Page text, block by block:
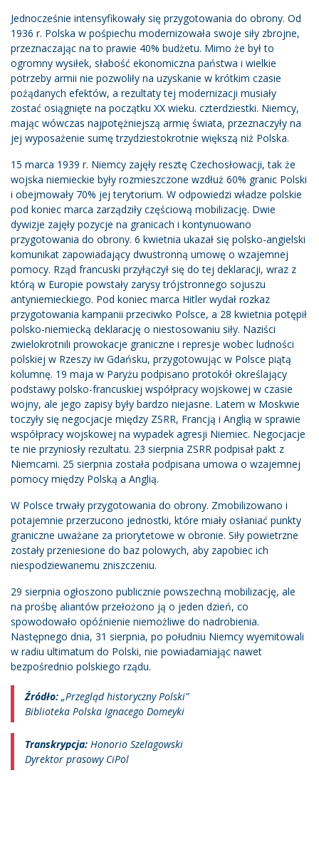
Jednocześnie intensyfikowały się przygotowania do obrony. Od
1936 r. Polska w pośpiechu modernizowała swoje siły zbrojne,
przeznaczając na to prawie 40% budżetu. Mimo że był to
ogromny wysiłek, słabość ekonomiczna państwa i wielkie
potrzeby armii nie pozwoliły na uzyskanie w krótkim czasie
pożądanych efektów, a rezultaty tej modernizacji musiały
zostać osiągnięte na początku XX wieku. czterdziestki. Niemcy,
mając wówczas najpotężniejszą armię świata, przeznaczyły na
jej wyposażenie sumę trzydziestokrotnie większą niż Polska.
15 marca 1939 r. Niemcy zajęły resztę Czechosłowacji, tak że
wojska niemieckie były rozmieszczone wzdłuż 60% granic Polski
i obejmowały 70% jej terytorium. W odpowiedzi władze polskie
pod koniec marca zarządziły częściową mobilizację. Dwie
dywizje zajęły pozycje na granicach i kontynuowano
przygotowania do obrony. 6 kwietnia ukazał się polsko-angielski
komunikat zapowiadający dwustronną umowę o wzajemnej
pomocy. Rząd francuski przyłączył się do tej deklaracji, wraz z
którą w Europie powstały zarysy trójstronnego sojuszu
antyniemieckiego. Pod koniec marca Hitler wydał rozkaz
przygotowania kampanii przeciwko Polsce, a 28 kwietnia potępił
polsko-niemiecką deklarację o niestosowaniu siły. Naziści
zwielokrotnili prowokacje graniczne i represje wobec ludności
polskiej w Rzeszy iw Gdańsku, przygotowując w Polsce piątą
kolumnę. 19 maja w Paryżu podpisano protokół określający
podstawy polsko-francuskiej współpracy wojskowej w czasie
wojny, ale jego zapisy były bardzo niejasne. Latem w Moskwie
toczyły się negocjacje między ZSRR, Francją i Anglią w sprawie
współpracy wojskowej na wypadek agresji Niemiec. Negocjacje
te nie przyniosły rezultatu. 23 sierpnia ZSRR podpisał pakt z
Niemcami. 25 sierpnia została podpisana umowa o wzajemnej
pomocy między Polską a Anglią.
W Polsce trwały przygotowania do obrony. Zmobilizowano i
potajemnie przerzucono jednostki, które miały osłaniać punkty
graniczne uważane za priorytetowe w obronie. Siły powietrzne
zostały przeniesione do baz polowych, aby zapobiec ich
niespodziewanemu zniszczeniu.
29 sierpnia ogłoszono publicznie powszechną mobilizację, ale
na prośbę aliantów przełożono ją o jeden dzień, co
spowodowało opóźnienie niemożliwe do nadrobienia.
Następnego dnia, 31 sierpnia, po południu Niemcy wyemitowali
w radiu ultimatum do Polski, nie powiadamiając nawet
bezpośrednio polskiego rządu.
Źródło: „Przegląd historyczny Polski”
Biblioteka Polska Ignacego Domeyki
Transkrypcja: Honorio Szelagowski
Dyrektor prasowy CiPol